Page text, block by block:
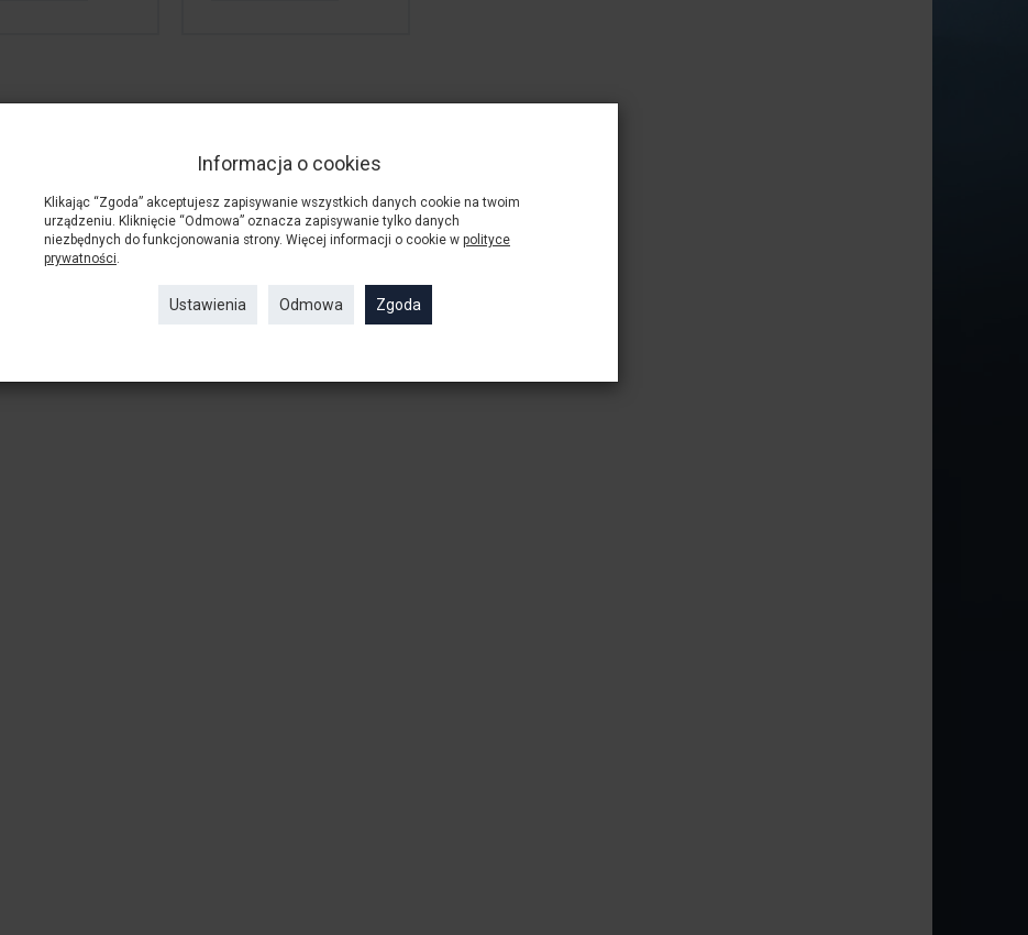
Informacja o cookies
Klikając “Zgoda” akceptujesz zapisywanie wszystkich danych cookie na twoim
urządzeniu. Kliknięcie “Odmowa” oznacza zapisywanie tylko danych
niezbędnych do funkcjonowania strony. Więcej informacji o cookie w polityce
prywatności.
Ustawienia Odmowa Zgoda